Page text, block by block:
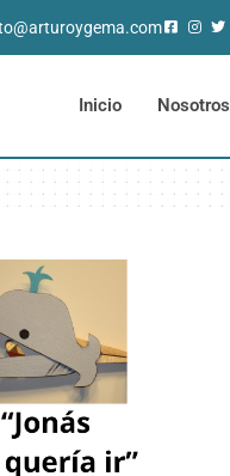
Inicio Nosotros